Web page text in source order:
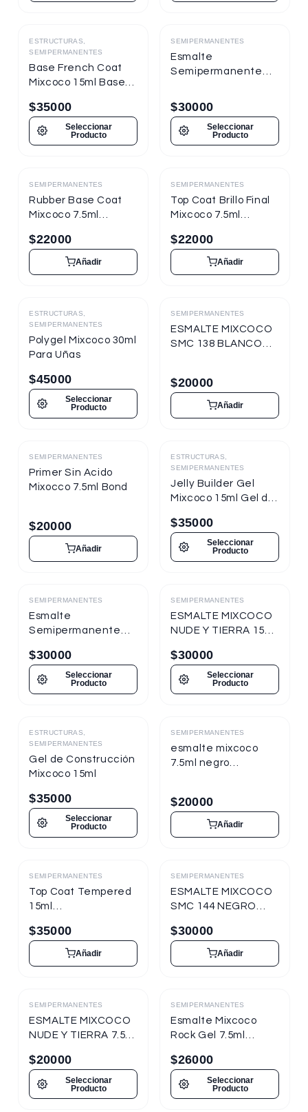
Destacado
ESTRUCTURAS,
SEMIPERMANENTES
Base French Coat
Mixcoco 15ml Base
$35000
Seleccionar
Producto
Destacado
SEMIPERMANENTES
Esmalte
Semipermanente
Semitraslúcido 15ml
para Uñas
$30000
Seleccionar
Producto
Destacado
SEMIPERMANENTES
Rubber Base Coat
Mixcoco 7.5ml
para Uñas
$22000
Añadir
Destacado
SEMIPERMANENTES
Top Coat Brillo Final
Mixcoco 7.5ml
para Uñas
$22000
Añadir
Destacado
ESTRUCTURAS,
SEMIPERMANENTES
Polygel Mixcoco 30ml
Para Uñas
$45000
Seleccionar
Producto
Destacado
SEMIPERMANENTES
ESMALTE MIXCOCO
SMC 138 BLANCO
$20000
Añadir
Destacado
SEMIPERMANENTES
Primer Sin Acido
Mixocco 7.5ml Bond
$20000
Añadir
ESTRUCTURAS,
SEMIPERMANENTES
Jelly Builder Gel
Mixcoco 15ml Gel de
$35000
Seleccionar
Producto
Destacado
SEMIPERMANENTES
Esmalte
Semipermanente
Cat Eye Mixcoco
7.5ml
$30000
Seleccionar
Producto
Destacado
SEMIPERMANENTES
ESMALTE MIXCOCO
NUDE Y TIERRA 15ml
$30000
Seleccionar
Producto
Destacado
ESTRUCTURAS,
SEMIPERMANENTES
Gel de Construcción
Mixcoco 15ml
$35000
Seleccionar
Producto
Destacado
SEMIPERMANENTES
esmalte mixcoco
7.5ml negro
$20000
Añadir
Destacado
SEMIPERMANENTES
Top Coat Tempered
15ml
para Uñas
Resistente a
Rayaduras
$35000
Añadir
Destacado
SEMIPERMANENTES
ESMALTE MIXCOCO
SMC 144 NEGRO
Semipermanente
$30000
Añadir
Destacado
SEMIPERMANENTES
ESMALTE MIXCOCO
NUDE Y TIERRA 7.5ml
Nueva Presentación
$20000
Seleccionar
Producto
Destacado
SEMIPERMANENTES
Esmalte Mixcoco
Rock Gel 7.5ml
Alto Brillo
$26000
Seleccionar
Producto